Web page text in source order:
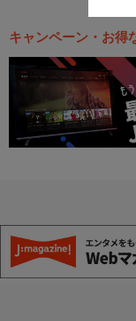
キャンペーン・お得